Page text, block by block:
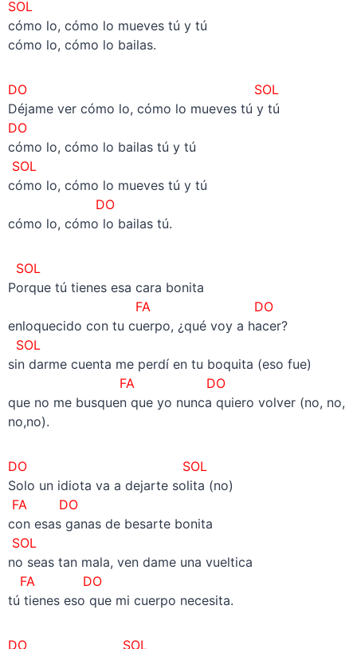
SOL
cómo lo, cómo lo mueves tú y tú
cómo lo, cómo lo bailas.
DO
SOL
Déjame ver cómo lo, cómo lo mueves tú y tú
DO
cómo lo, cómo lo bailas tú y tú
SOL
cómo lo, cómo lo mueves tú y tú
DO
cómo lo, cómo lo bailas tú.
SOL
Porque tú tienes esa cara bonita
FA DO
enloquecido con tu cuerpo, ¿qué voy a hacer?
SOL
sin darme cuenta me perdí en tu boquita (eso fue)
FA DO
que no me busquen que yo nunca quiero volver (no, no,
no,no).
DO
SOL
Solo un idiota va a dejarte solita (no)
FA DO
con esas ganas de besarte bonita
SOL
no seas tan mala, ven dame una vueltica
FA DO
tú tienes eso que mi cuerpo necesita.
DO SOL